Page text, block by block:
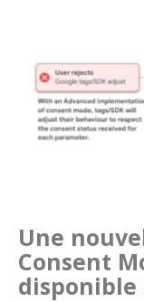
Une
Consent
disponible